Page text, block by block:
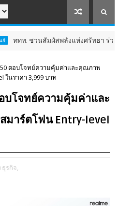
วนสัมผัสพลังแห่งศรัทธา ร่วมงาน "ห่มผ้
ตอบโจทย์ความคุ้มค่าและคุณภาพ
ในราคา 3,999 บาท
บโจทย์ความคุ้มค่าและ
าร์ตโฟน Entry-level
ธุรกิจ,